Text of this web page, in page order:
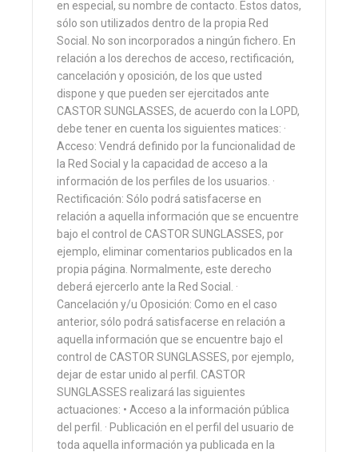
en especial, su nombre de contacto. Estos datos,
sólo son utilizados dentro de la propia Red
Social. No son incorporados a ningún fichero. En
relación a los derechos de acceso, rectificación,
cancelación y oposición, de los que usted
dispone y que pueden ser ejercitados ante
CASTOR SUNGLASSES, de acuerdo con la LOPD,
debe tener en cuenta los siguientes matices: ·
Acceso: Vendrá definido por la funcionalidad de
la Red Social y la capacidad de acceso a la
información de los perfiles de los usuarios. ·
Rectificación: Sólo podrá satisfacerse en
relación a aquella información que se encuentre
bajo el control de CASTOR SUNGLASSES, por
ejemplo, eliminar comentarios publicados en la
propia página. Normalmente, este derecho
deberá ejercerlo ante la Red Social. ·
Cancelación y/u Oposición: Como en el caso
anterior, sólo podrá satisfacerse en relación a
aquella información que se encuentre bajo el
control de CASTOR SUNGLASSES, por ejemplo,
dejar de estar unido al perfil. CASTOR
SUNGLASSES realizará las siguientes
actuaciones: • Acceso a la información pública
del perfil. · Publicación en el perfil del usuario de
toda aquella información ya publicada en la